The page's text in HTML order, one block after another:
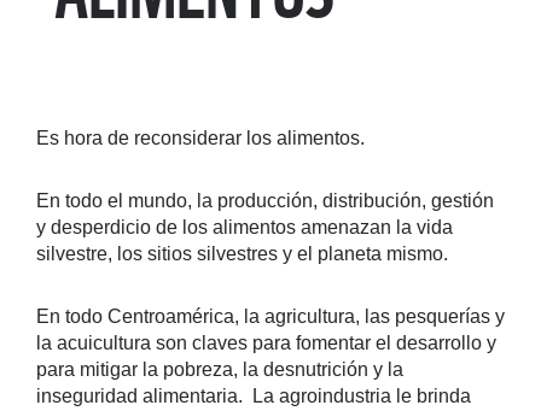
Es hora de reconsiderar los alimentos.
En todo el mundo, la producción, distribución, gestión
y desperdicio de los alimentos amenazan la vida
silvestre, los sitios silvestres y el planeta mismo.
En todo Centroamérica, la agricultura, las pesquerías y
la acuicultura son claves para fomentar el desarrollo y
para mitigar la pobreza, la desnutrición y la
inseguridad alimentaria. La agroindustria le brinda